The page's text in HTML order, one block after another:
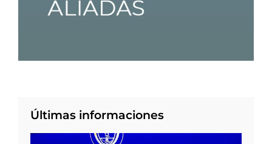
Últimas informaciones